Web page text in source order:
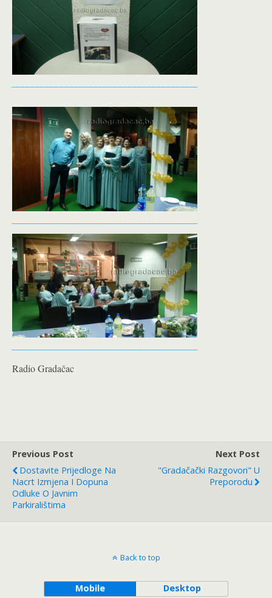
Radio Gradačac
Previous Post
Dostavite Prijedloge Na
Nacrt Izmjena I Dopuna
Odluke O Javnim
Parkiralištima
Next Post
"Gradačački Razgovori" U
Preporodu
Back to top
Mobile Desktop